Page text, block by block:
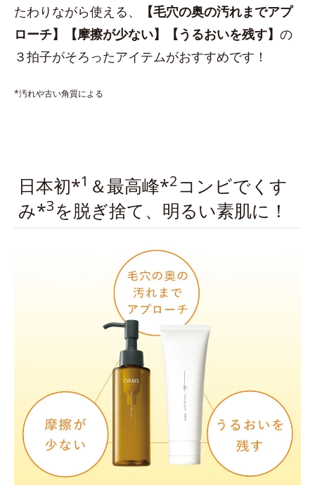
たわりながら使える、
【毛穴の奥の汚れまでアプ
ローチ】【摩擦が少ない】【うるおいを残す】 の
３拍子がそろったアイテムがおすすめです！
*汚れや古い角質による
日本初*1 ＆最高峰*2コンビでくす
み*3を脱ぎ捨て、明るい素肌に！